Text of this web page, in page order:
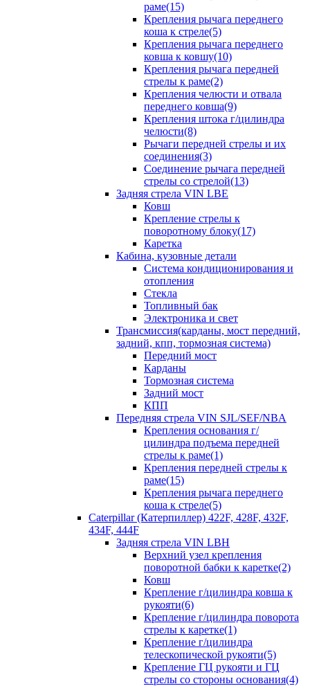
раме(15)
Крепления рычага переднего
коша к стреле(5)
Крепления рычага переднего
ковша к ковшу(10)
Крепления рычага передней
стрелы к раме(2)
Крепления челюсти и отвала
переднего ковша(9)
Крепления штока г/цилиндра
челюсти(8)
Рычаги передней стрелы и их
соединения(3)
Соединение рычага передней
стрелы со стрелой(13)
Задняя стрела VIN LBE
Ковш
Крепление стрелы к
поворотному блоку(17)
Каретка
Кабина, кузовные детали
Система кондиционирования и
отопления
Стекла
Топливный бак
Электроника и свет
Трансмиссия(карданы, мост передний,
задний, кпп, тормозная система)
Передний мост
Карданы
Тормозная система
Задний мост
КПП
Передняя стрела VIN SJL/SEF/NBA
Крепления основания г/
цилиндра подъема передней
стрелы к раме(1)
Крепления передней стрелы к
раме(15)
Крепления рычага переднего
коша к стреле(5)
Caterpillar (Катерпиллер) 422F, 428F, 432F,
434F, 444F
Задняя стрела VIN LBH
Верхний узел крепления
поворотной бабки к каретке(2)
Ковш
Крепление г/цилиндра ковша к
рукояти(6)
Крепление г/цилиндра поворота
стрелы к каретке(1)
Крепление г/цилиндра
телескопической рукояти(5)
Крепление ГЦ рукояти и ГЦ
стрелы со стороны основания(4)